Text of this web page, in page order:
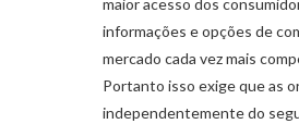
maior acesso dos
informações e opções de
mercado cada vez mais
Portanto isso exige que as
independentemente do